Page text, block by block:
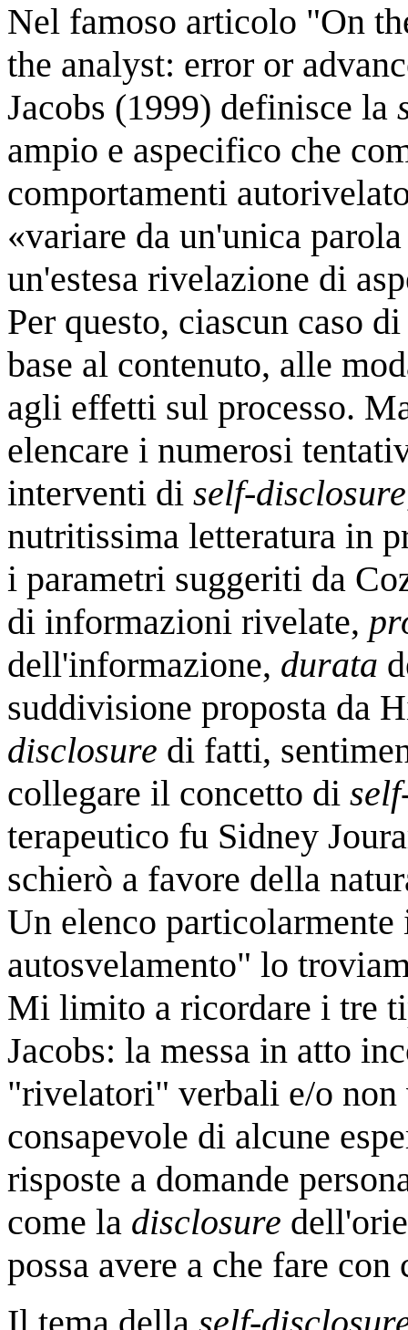
Nel famoso articolo "On
the analyst: error or
Jacobs (1999) definisce la
ampio e aspecifico che
comportamenti
«variare da un'unica
un'estesa rivelazione di
Per questo, ciascun caso
base al contenuto, alle
agli effetti sul processo.
elencare i numerosi
interventi di self-disclosure
nutritissima letteratura in
i parametri suggeriti da
di informazioni rivelate,
dell'informazione, durata
suddivisione proposta da
disclosure di fatti,
collegare il concetto di
terapeutico fu Sidney
schierò a favore della
Un elenco
autosvelamento" lo
Mi limito a ricordare i tre
Jacobs: la messa in atto
"rivelatori" verbali e/o
consapevole di alcune
risposte a domande
come la disclosure
possa avere a che fare